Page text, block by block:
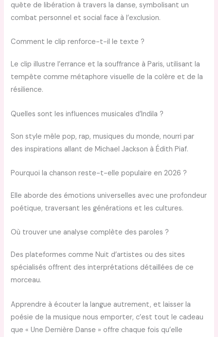
quête de libération à travers la danse, symbolisant un
combat personnel et social face à l’exclusion.
Comment le clip renforce-t-il le texte ?
Le clip illustre l’errance et la souffrance à Paris, utilisant la
tempête comme métaphore visuelle de la colère et de la
résilience.
Quelles sont les influences musicales d’Indila ?
Son style mêle pop, rap, musiques du monde, nourri par
des inspirations allant de Michael Jackson à Édith Piaf.
Pourquoi la chanson reste-t-elle populaire en 2026 ?
Elle aborde des émotions universelles avec une profondeur
poétique, traversant les générations et les cultures.
Où trouver une analyse complète des paroles ?
Des plateformes comme Nuit d’artistes ou des sites
spécialisés offrent des interprétations détaillées de ce
morceau.
Apprendre à écouter la langue autrement, et laisser la
poésie de la musique nous emporter, c’est tout le cadeau
que « Une Dernière Danse » offre chaque fois qu’elle